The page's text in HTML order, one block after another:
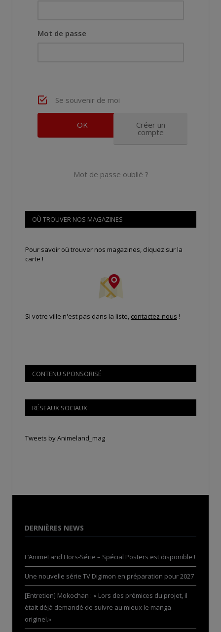
Mot de passe
Se souvenir de moi
Créer un
compte
Mot de passe oublié ?
OÙ TROUVER NOS MAGAZINES
Pour savoir où trouver nos magazines, cliquez sur la
carte !
Si votre ville n'est pas dans la liste, contactez-nous !
CONTENU SPONSORISÉ
RÉSEAUX SOCIAUX
Tweets by Animeland_mag
DERNIÈRES NEWS
L’AnimeLand Hors-Série – Spécial Posters est disponible !
Une nouvelle série TV Digimon en préparation pour 2027
[Entretien] Mokochan : « Lors des prémices du projet, il
était déjà demandé de suivre au mieux le manga
originel.»